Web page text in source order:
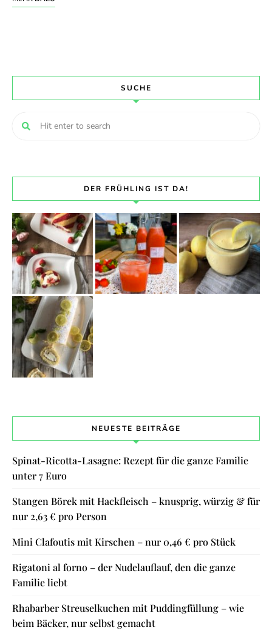
SUCHE
DER FRÜHLING IST DA!
NEUESTE BEITRÄGE
Spinat-Ricotta-Lasagne: Rezept für die ganze Familie
unter 7 Euro
Stangen Börek mit Hackfleisch – knusprig, würzig & für
nur 2,63 € pro Person
Mini Clafoutis mit Kirschen – nur 0,46 € pro Stück
Rigatoni al forno – der Nudelauflauf, den die ganze
Familie liebt
Rhabarber Streuselkuchen mit Puddingfüllung – wie
beim Bäcker, nur selbst gemacht